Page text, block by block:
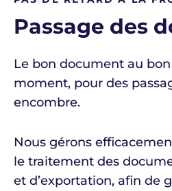
Passage des
Le bon document au
moment, pour des
encombre.
Nous gérons
le traitement des
et d’exportation, afin de